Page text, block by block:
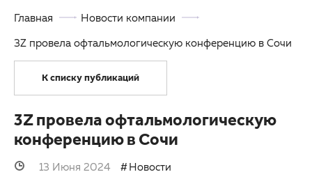
Партнерам
Закупки
Клуб офтальмологов
Другие заболевания глаз
Детская офтальмология
Оптика
Главная
Новости компании
3Z провела офтальмологическую конференцию в Сочи
К списку публикаций
3Z провела офтальмологическую
конференцию в Сочи
13 Июня 2024 Новости